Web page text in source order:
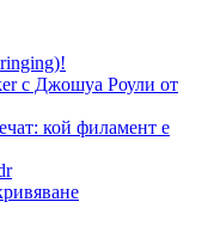
с Джошуа Роули от
кой филамент е